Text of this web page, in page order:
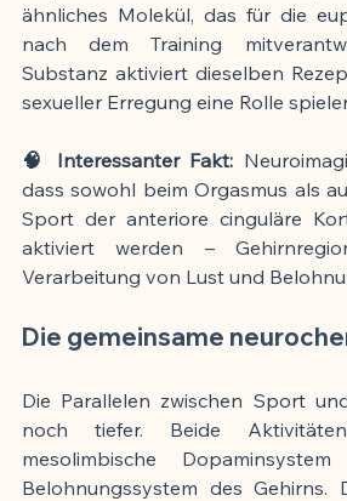
ähnliches Molekül, das für die
nach dem Training
Substanz aktiviert dieselben
sexueller Erregung eine Rolle
🧠 Interessanter Fakt:
dass sowohl beim Orgasmus als
Sport der anteriore cinguläre
aktiviert werden –
Verarbeitung von Lust und
Die gemeinsame
Die Parallelen zwischen Sport
noch tiefer. Beide
mesolimbische
Belohnungssystem des Gehirns.